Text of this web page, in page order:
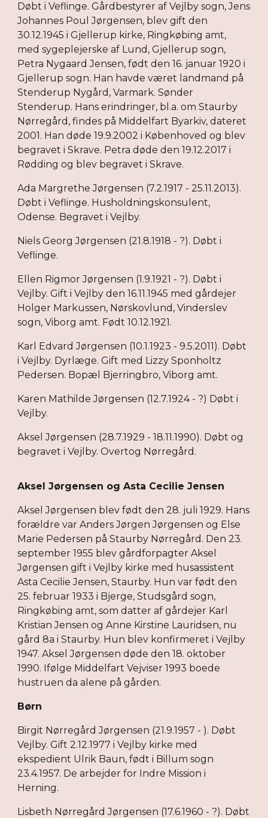
Døbt i Veflinge. Gårdbestyrer af Vejlby sogn, Jens
Johannes Poul Jørgensen, blev gift den
30.12.1945 i Gjellerup kirke, Ringkøbing amt,
med sygeplejerske af Lund, Gjellerup sogn,
Petra Nygaard Jensen, født den 16. januar 1920 i
Gjellerup sogn. Han havde været landmand på
Stenderup Nygård, Varmark. Sønder
Stenderup. Hans erindringer, bl.a. om Staurby
Nørregård, findes på Middelfart Byarkiv, dateret
2001. Han døde 19.9.2002 i Københoved og blev
begravet i Skrave. Petra døde den 19.12.2017 i
Rødding og blev begravet i Skrave.
Ada Margrethe Jørgensen (7.2.1917 - 25.11.2013).
Døbt i Veflinge. Husholdningskonsulent,
Odense. Begravet i Vejlby.
Niels Georg Jørgensen (21.8.1918 - ?). Døbt i
Veflinge.
Ellen Rigmor Jørgensen (1.9.1921 - ?). Døbt i
Vejlby. Gift i Vejlby den 16.11.1945 med gårdejer
Holger Markussen, Nørskovlund, Vinderslev
sogn, Viborg amt. Født 10.12.1921.
Karl Edvard Jørgensen (10.1.1923 - 9.5.2011). Døbt
i Vejlby. Dyrlæge. Gift med Lizzy Sponholtz
Pedersen. Bopæl Bjerringbro, Viborg amt.
Karen Mathilde Jørgensen (12.7.1924 - ?) Døbt i
Vejlby.
Aksel Jørgensen (28.7.1929 - 18.11.1990). Døbt og
begravet i Vejlby. Overtog Nørregård.
Aksel Jørgensen og Asta Cecilie Jensen
Aksel Jørgensen blev født den 28. juli 1929. Hans
forældre var Anders Jørgen Jørgensen og Else
Marie Pedersen på Staurby Nørregård. Den 23.
september 1955 blev gårdforpagter Aksel
Jørgensen gift i Vejlby kirke med husassistent
Asta Cecilie Jensen, Staurby. Hun var født den
25. februar 1933 i Bjerge, Studsgård sogn,
Ringkøbing amt, som datter af gårdejer Karl
Kristian Jensen og Anne Kirstine Lauridsen, nu
gård 8a i Staurby. Hun blev konfirmeret i Vejlby
1947. Aksel Jørgensen døde den 18. oktober
1990. Ifølge Middelfart Vejviser 1993 boede
hustruen da alene på gården.
Børn
Birgit Nørregård Jørgensen (21.9.1957 - ). Døbt
Vejlby. Gift 2.12.1977 i Vejlby kirke med
ekspedient Ulrik Baun, født i Billum sogn
23.4.1957. De arbejder for Indre Mission i
Herning.
Lisbeth Nørregård Jørgensen (17.6.1960 - ?). Døbt